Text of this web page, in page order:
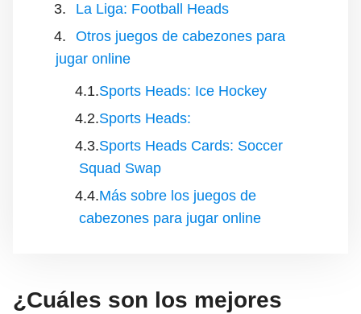
La Liga: Football Heads
Otros juegos de cabezones para
jugar online
Sports Heads: Ice Hockey
Sports Heads:
Sports Heads Cards: Soccer
Squad Swap
Más sobre los juegos de
cabezones para jugar online
¿Cuáles son los mejores